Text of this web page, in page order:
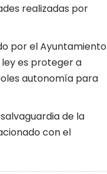
realizadas por
por el Ayuntamiento
ley es proteger a
autonomía para
de la
con el